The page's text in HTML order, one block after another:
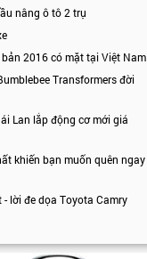
nâng ô tô 2 trụ
2016 có mặt tại Việt Nam
Transformers đời
Lan lắp động cơ mới giá
khiến bạn muốn quên ngay
lời đe dọa Toyota Camry